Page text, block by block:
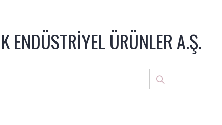
ENDÜSTRİYEL ÜRÜNLER A.Ş.